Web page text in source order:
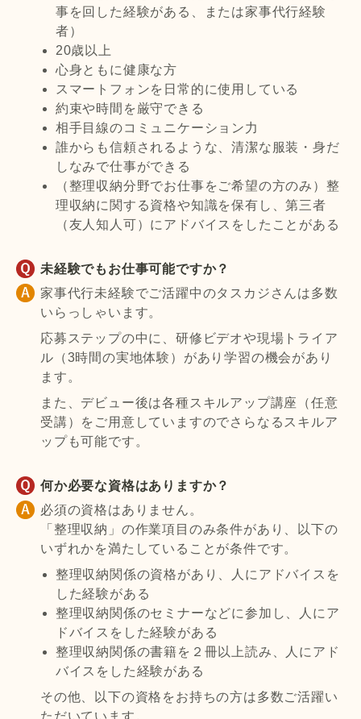
事を回した経験がある、または家事代行経験
者）
20歳以上
心身ともに健康な方
スマートフォンを日常的に使用している
約束や時間を厳守できる
相手目線のコミュニケーション力
誰からも信頼されるような、清潔な服装・身だ
しなみで仕事ができる
（整理収納分野でお仕事をご希望の方のみ）整
理収納に関する資格や知識を保有し、第三者
（友人知人可）にアドバイスをしたことがある
未経験でもお仕事可能ですか？
家事代行未経験でご活躍中のタスカジさんは多数
いらっしゃいます。
応募ステップの中に、研修ビデオや現場トライア
ル（3時間の実地体験）があり学習の機会があり
ます。
また、デビュー後は各種スキルアップ講座（任意
受講）をご用意していますのでさらなるスキルア
ップも可能です。
何か必要な資格はありますか？
必須の資格はありません。
「整理収納」の作業項目のみ条件があり、以下の
いずれかを満たしていることが条件です。
整理収納関係の資格があり、人にアドバイスを
した経験がある
整理収納関係のセミナーなどに参加し、人にア
ドバイスをした経験がある
整理収納関係の書籍を２冊以上読み、人にアド
バイスをした経験がある
その他、以下の資格をお持ちの方は多数ご活躍い
ただいています。